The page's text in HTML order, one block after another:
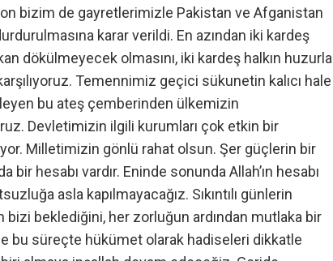
bizim de gayretlerimizle Pakistan ve Afganistan
karar verildi. En azından iki kardeş
dökülmeyecek olmasını, iki kardeş halkın huzurla
Temennimiz geçici sükunetin kalıcı hale
bu ateş çemberinden ülkemizin
Devletimizin ilgili kurumları çok etkin bir
Milletimizin gönlü rahat olsun. Şer güçlerin bir
bir hesabı vardır. Eninde sonunda Allah’ın hesabı
asla kapılmayacağız. Sıkıntılı günlerin
bizi beklediğini, her zorluğun ardından mutlaka bir
bu süreçte hükümet olarak hadiseleri dikkatle